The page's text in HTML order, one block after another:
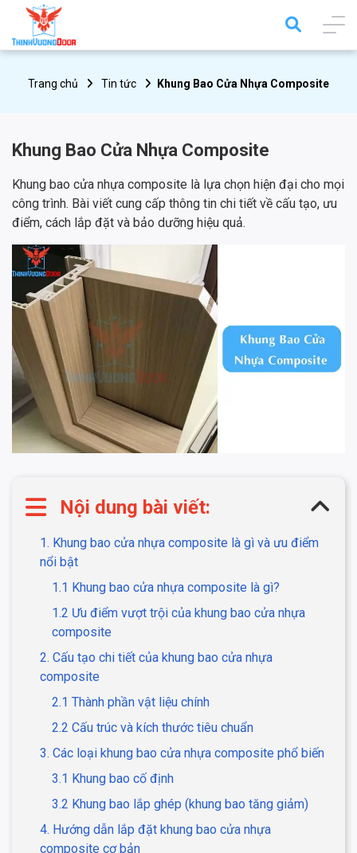
Trang chủ Tin tức Khung Bao Cửa Nhựa Composite
Khung Bao Cửa Nhựa Composite
Khung bao cửa nhựa composite là lựa chọn hiện đại cho mọi
công trình. Bài viết cung cấp thông tin chi tiết về cấu tạo, ưu
điểm, cách lắp đặt và bảo dưỡng hiệu quả.
Nội dung bài viết:
1. Khung bao cửa nhựa composite là gì và ưu điểm
nổi bật
1.1 Khung bao cửa nhựa composite là gì?
1.2 Ưu điểm vượt trội của khung bao cửa nhựa
composite
2. Cấu tạo chi tiết của khung bao cửa nhựa
composite
2.1 Thành phần vật liệu chính
2.2 Cấu trúc và kích thước tiêu chuẩn
3. Các loại khung bao cửa nhựa composite phổ biến
3.1 Khung bao cố định
3.2 Khung bao lắp ghép (khung bao tăng giảm)
4. Hướng dẫn lắp đặt khung bao cửa nhựa
composite cơ bản